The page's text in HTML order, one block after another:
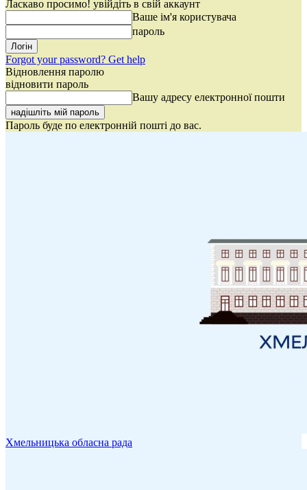
Ласкаво просимо! увійдіть в свій аккаунт
Ваше ім'я користувача
пароль
Forgot your password? Get help
Відновлення паролю
відновити пароль
Вашу адресу електронної пошти
Пароль буде по електронній пошті до вас.
Хмельницька обласна рада